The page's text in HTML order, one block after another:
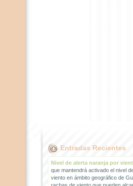
Entradas Recientes
Nivel de alerta naranja por
que mantendrá activado el nivel
viento en ámbito geográfico de